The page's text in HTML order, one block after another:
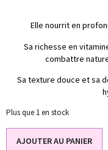
Elle nourrit en
Sa richesse en
combattre
Sa texture douce et sa
Plus que 1 en stock
AJOUTER AU PANIER